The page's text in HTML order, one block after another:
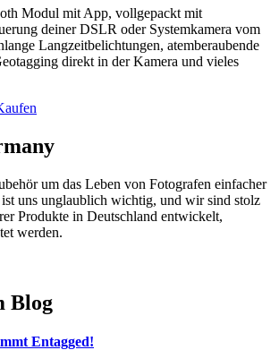
Modul mit App, vollgepackt mit
deiner DSLR oder Systemkamera vom
Langzeitbelichtungen, atemberaubende
direkt in der Kamera und vieles
um das Leben von Fotografen einfacher
uns unglaublich wichtig, und wir sind stolz
Produkte in Deutschland entwickelt,
werden.
Blog
Entagged!